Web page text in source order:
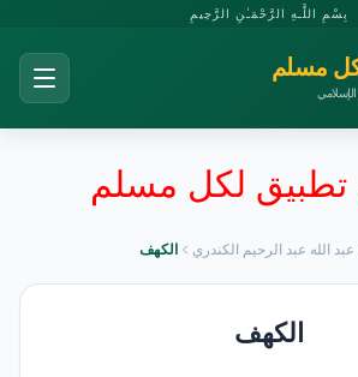
بِسْمِ اللَّـهِ الرَّحْمَـٰنِ الرَّحِيمِ
مسلم
تطبيق لكل مسلم
عبد الله عبد الرحيم الكندري الكهف
الكهف